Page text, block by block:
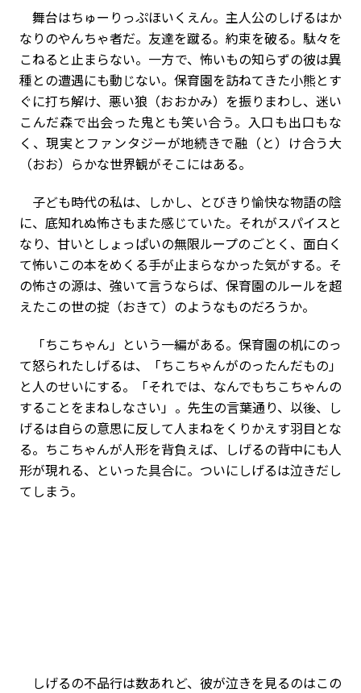
舞台はちゅーりっぷほいくえん。主人公のしげるはか
なりのやんちゃ者だ。友達を蹴る。約束を破る。駄々を
こねると止まらない。一方で、怖いもの知らずの彼は異
種との遭遇にも動じない。保育園を訪ねてきた小熊とす
ぐに打ち解け、悪い狼（おおかみ）を振りまわし、迷い
こんだ森で出会った鬼とも笑い合う。入口も出口もな
く、現実とファンタジーが地続きで融（と）け合う大
（おお）らかな世界観がそこにはある。
子ども時代の私は、しかし、とびきり愉快な物語の陰
に、底知れぬ怖さもまた感じていた。それがスパイスと
なり、甘いとしょっぱいの無限ループのごとく、面白く
て怖いこの本をめくる手が止まらなかった気がする。そ
の怖さの源は、強いて言うならば、保育園のルールを超
えたこの世の掟（おきて）のようなものだろうか。
「ちこちゃん」という一編がある。保育園の机にのっ
て怒られたしげるは、「ちこちゃんがのったんだもの」
と人のせいにする。「それでは、なんでもちこちゃんの
することをまねしなさい」。先生の言葉通り、以後、し
げるは自らの意思に反して人まねをくりかえす羽目とな
る。ちこちゃんが人形を背負えば、しげるの背中にも人
形が現れる、といった具合に。ついにしげるは泣きだし
てしまう。
しげるの不品行は数あれど、彼が泣きを見るのはこの